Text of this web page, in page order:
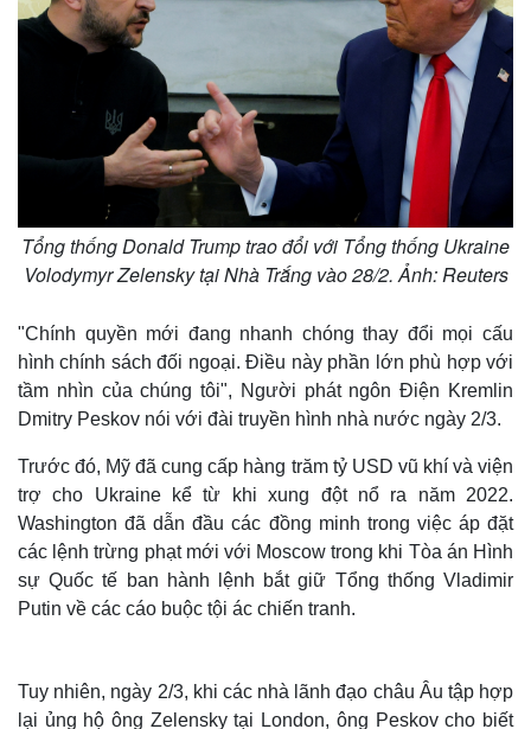
Tổng thống Donald Trump trao đổi với Tổng thống Ukraine
Volodymyr Zelensky tại Nhà Trắng vào 28/2. Ảnh: Reuters
"Chính quyền mới đang nhanh chóng thay đổi mọi cấu
hình chính sách đối ngoại. Điều này phần lớn phù hợp với
tầm nhìn của chúng tôi", Người phát ngôn Điện Kremlin
Dmitry Peskov nói với đài truyền hình nhà nước ngày 2/3.
Trước đó, Mỹ đã cung cấp hàng trăm tỷ USD vũ khí và viện
trợ cho Ukraine kể từ khi xung đột nổ ra năm 2022.
Washington đã dẫn đầu các đồng minh trong việc áp đặt
các lệnh trừng phạt mới với Moscow trong khi Tòa án Hình
sự Quốc tế ban hành lệnh bắt giữ Tổng thống Vladimir
Putin về các cáo buộc tội ác chiến tranh.
Tuy nhiên, ngày 2/3, khi các nhà lãnh đạo châu Âu tập hợp
lại ủng hộ ông Zelensky tại London, ông Peskov cho biết